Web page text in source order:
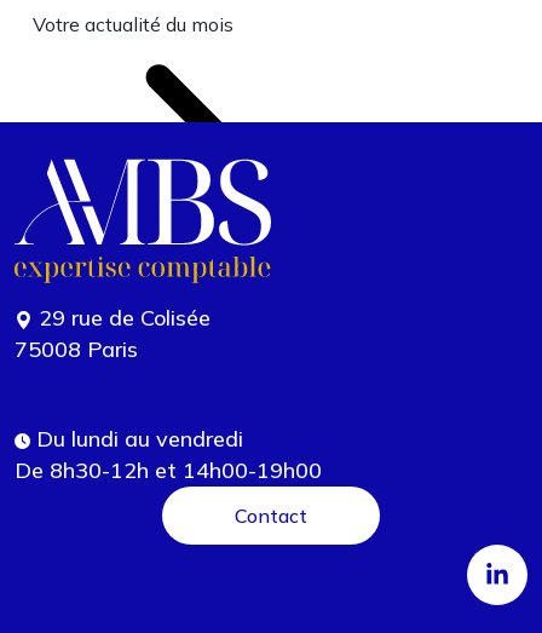
Votre actualité du mois
29 rue de Colisée
75008 Paris
Du lundi au vendredi
De 8h30-12h et 14h00-19h00
Contact